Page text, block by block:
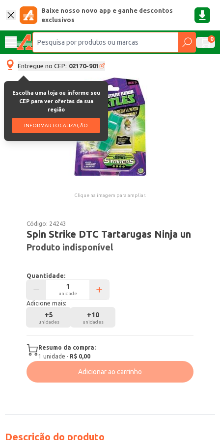
Baixe nosso novo app e ganhe descontos
exclusivos
0
Entregue no CEP: 02170-901
Escolha uma loja ou informe seu
CEP para ver ofertas da sua
região
INFORMAR LOCALIZAÇÃO
Clique na imagem para ampliar.
Código: 24243
Spin Strike DTC Tartarugas Ninja un
Produto indisponível
Quantidade:
unidade
Adicione mais:
+5
unidades
+10
unidades
Resumo da compra:
1 unidade · R$ 0,00
Adicionar ao carrinho
Descrição do produto